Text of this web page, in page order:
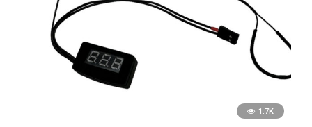
1.7K